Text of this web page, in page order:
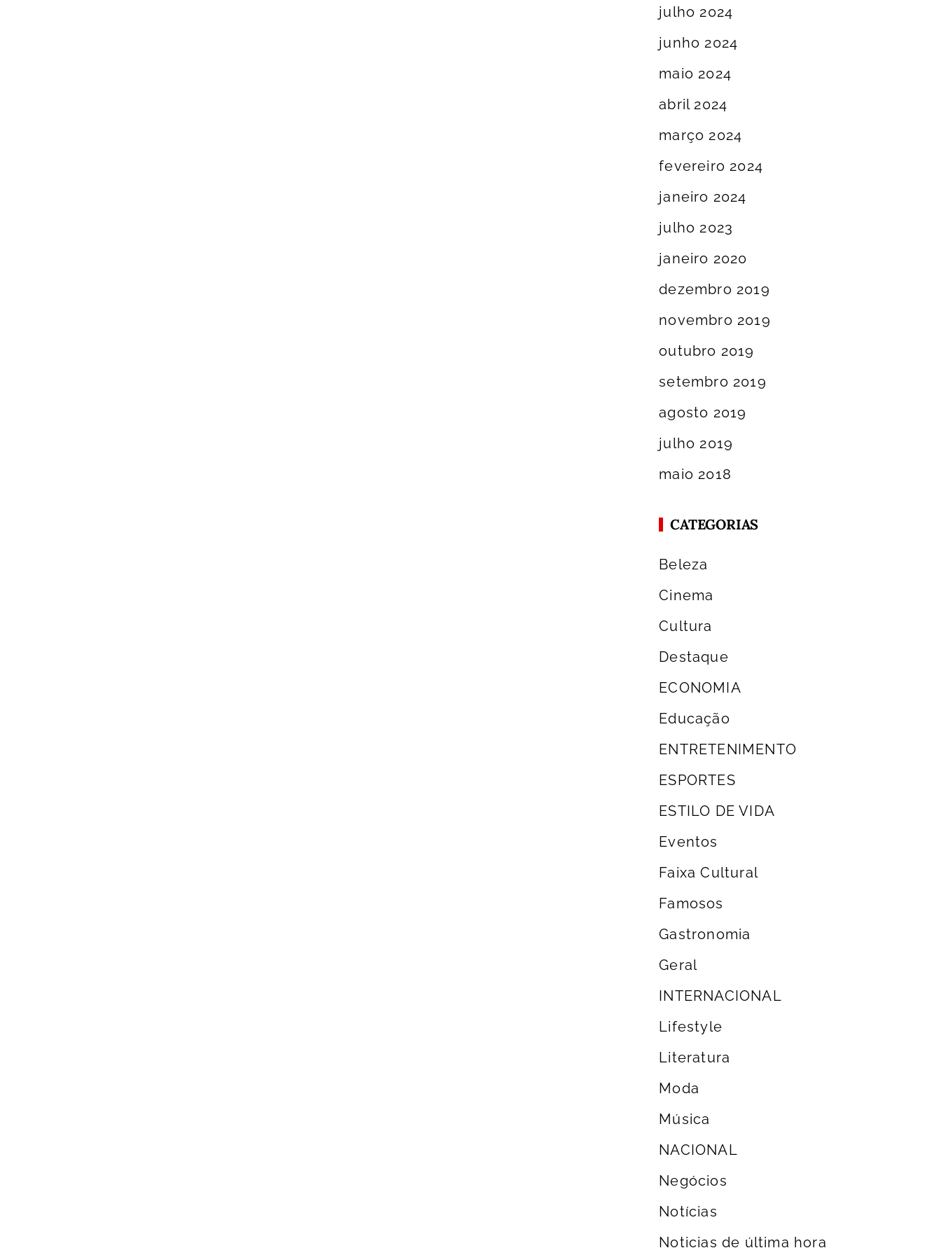
julho 2024
junho 2024
maio 2024
abril 2024
março 2024
fevereiro 2024
janeiro 2024
julho 2023
janeiro 2020
dezembro 2019
novembro 2019
outubro 2019
setembro 2019
agosto 2019
julho 2019
maio 2018
CATEGORIAS
Beleza
Cinema
Cultura
Destaque
ECONOMIA
Educação
ENTRETENIMENTO
ESPORTES
ESTILO DE VIDA
Eventos
Faixa Cultural
Famosos
Gastronomia
Geral
INTERNACIONAL
Lifestyle
Literatura
Moda
Música
NACIONAL
Negócios
Notícias
Noticias de última hora